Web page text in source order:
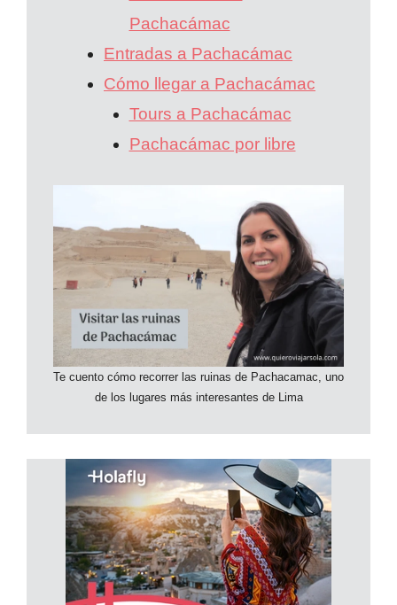
Pachacámac
Entradas a Pachacámac
Cómo llegar a Pachacámac
Tours a Pachacámac
Pachacámac por libre
Te cuento cómo recorrer las ruinas de Pachacamac, uno
de los lugares más interesantes de Lima